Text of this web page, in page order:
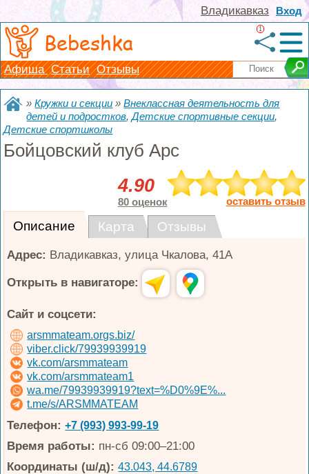
Вход
Владикавказ
Bebeshka 1
Афиша Статьи Отзывы
»Кружки и секции »Внеклассная деятельность для
детей и подростков,Детские спортивные секции,
Детские спортшколы
Бойцовский клуб Арс
4.90
80 оценок оставить отзыв
Описание Карта Отзывы
Адрес: Владикавказ,улица Чкалова, 41А
Открыть в навигаторе:
Сайт и соцсети:
arsmmateam.orgs.biz/
viber.click/79939939919
vk.com/arsmmateam
vk.com/arsmmateam1
wa.me/79939939919?text=%D0%9E%...
t.me/s/ARSMMATEAM
Телефон: +7 (993) 993-99-19
Время работы: пн-сб 09:00–21:00
Координаты (ш/д): 43.043, 44.6789